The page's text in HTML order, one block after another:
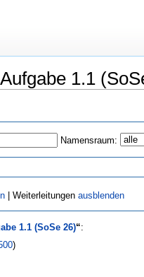
1.1
Namensraum:
| Weiterleitungen ausblenden
1.1 (SoSe 26)“:
)